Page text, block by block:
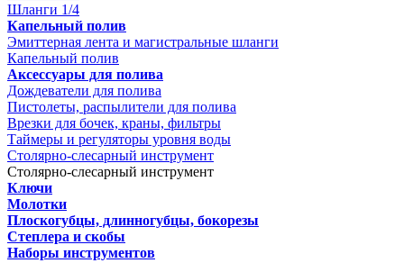
Шланги 1/4
Капельный полив
Эмиттерная лента и магистральные шланги
Капельный полив
Аксессуары для полива
Дождеватели для полива
Пистолеты, распылители для полива
Врезки для бочек, краны, фильтры
Таймеры и регуляторы уровня воды
Столярно-слесарный инструмент
Столярно-слесарный инструмент
Ключи
Молотки
Плоскогубцы, длинногубцы, бокорезы
Степлера и скобы
Наборы инструментов